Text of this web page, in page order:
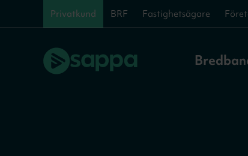
Privatkund BRF Fastighetsägare